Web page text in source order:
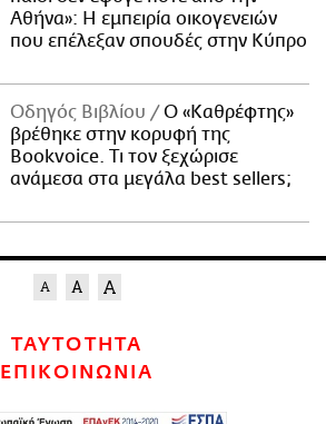
Αθήνα»: Η εμπειρία οικογενειών
που επέλεξαν σπουδές στην Κύπρο
Οδηγός Βιβλίου
Ο «Καθρέφτης»
βρέθηκε στην κορυφή της
Bookvoice. Τι τον ξεχώρισε
ανάμεσα στα μεγάλα best sellers;
ΤΑΥΤΟΤΗΤΑ
ΕΠΙΚΟΙΝΩΝΙΑ